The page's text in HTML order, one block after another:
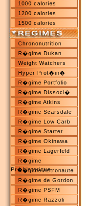
1000 calories
1200 calories
1500 calories
Chrononutrition
R�gime Dukan
Weight Watchers
Hyper Prot�in�
R�gime Portfolio
R�gime Dissoci�
R�gime Atkins
R�gime Scarsdale
R�gime Low Carb
R�gime Starter
R�gime Okinawa
R�gime Lagerfeld
R�gime
Pr�historique
R�gime Astronaute
R�gime de Gordon
R�gime PSFM
R�gime Razzoli